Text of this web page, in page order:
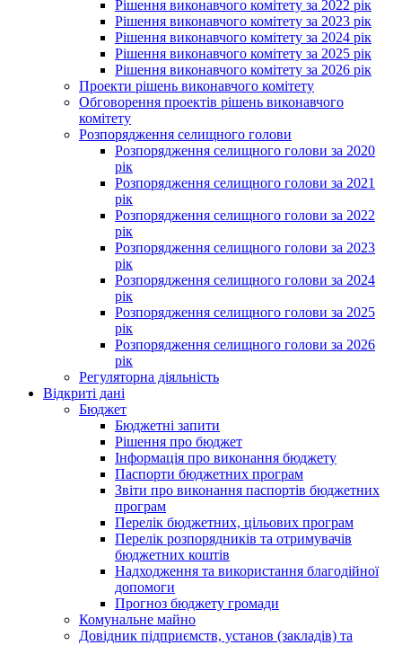
Рішення виконавчого комітету за 2022 рік
Рішення виконавчого комітету за 2023 рік
Рішення виконавчого комітету за 2024 рік
Рішення виконавчого комітету за 2025 рік
Рішення виконавчого комітету за 2026 рік
Проекти рішень виконавчого комітету
Обговорення проектів рішень виконавчого
комітету
Розпорядження селищного голови
Розпорядження селищного голови за 2020
рік
Розпорядження селищного голови за 2021
рік
Розпорядження селищного голови за 2022
рік
Розпорядження селищного голови за 2023
рік
Розпорядження селищного голови за 2024
рік
Розпорядження селищного голови за 2025
рік
Розпорядження селищного голови за 2026
рік
Регуляторна діяльність
Відкриті дані
Бюджет
Бюджетні запити
Рішення про бюджет
Інформація про виконання бюджету
Паспорти бюджетних програм
Звіти про виконання паспортів бюджетних
програм
Перелік бюджетних, цільових програм
Перелік розпорядників та отримувачів
бюджетних коштів
Надходження та використання благодійної
допомоги
Прогноз бюджету громади
Комунальне майно
Довідник підприємств, установ (закладів) та